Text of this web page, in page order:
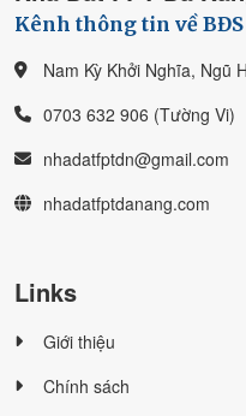
Kênh thông tin về
Nam Kỳ Khởi Nghĩa, Ngũ
0703 632 906 (Tường Vi)
nhadatfptdn@gmail.com
nhadatfptdanang.com
Links
Giới thiệu
Chính sách